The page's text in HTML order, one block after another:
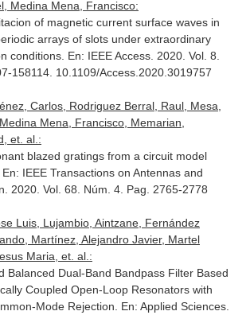
Medina Mena, Francisco:
of magnetic current surface waves in
arrays of slots under extraordinary
conditions. En: IEEE Access. 2020. Vol. 8.
158114. 10.1109/Access.2020.3019757
Carlos, Rodriguez Berral, Raul, Mesa,
Mena, Francisco, Memarian,
et. al.:
blazed gratings from a circuit model
En: IEEE Transactions on Antennas and
. 2020. Vol. 68. Núm. 4. Pag. 2765-2778
Luis, Lujambio, Aintzane, Fernández
Martínez, Alejandro Javier, Martel
Maria, et. al.:
Balanced Dual-Band Bandpass Filter Based
Coupled Open-Loop Resonators with
Mode Rejection. En: Applied Sciences.